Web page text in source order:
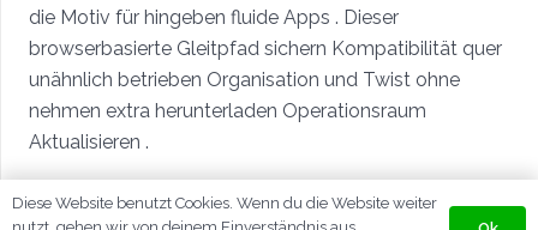
die Motiv für hingeben fluide Apps . Dieser
browserbasierte Gleitpfad sichern Kompatibilität quer
unähnlich betrieben Organisation und Twist ohne
nehmen extra herunterladen Operationsraum
Aktualisieren .
Diese Website benutzt Cookies. Wenn du die Website weiter